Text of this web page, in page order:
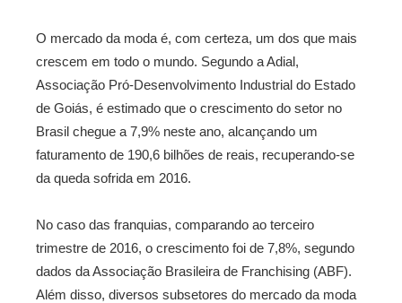
O mercado da moda é, com certeza, um dos que mais
crescem em todo o mundo. Segundo a Adial,
Associação Pró-Desenvolvimento Industrial do Estado
de Goiás, é estimado que o crescimento do setor no
Brasil chegue a 7,9% neste ano, alcançando um
faturamento de 190,6 bilhões de reais, recuperando-se
da queda sofrida em 2016.
No caso das franquias, comparando ao terceiro
trimestre de 2016, o crescimento foi de 7,8%, segundo
dados da Associação Brasileira de Franchising (ABF).
Além disso, diversos subsetores do mercado da moda